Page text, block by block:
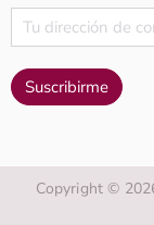
Copyright ©